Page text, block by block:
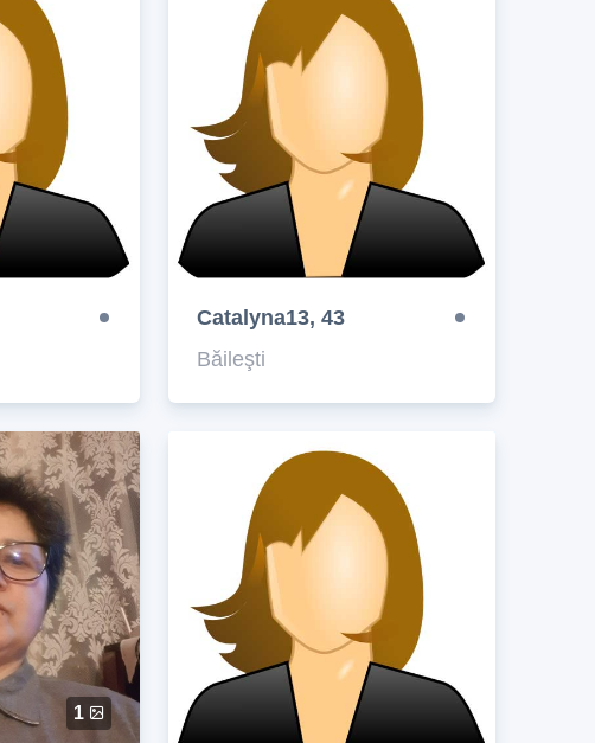
Catalyna13, 43
Băileşti
1